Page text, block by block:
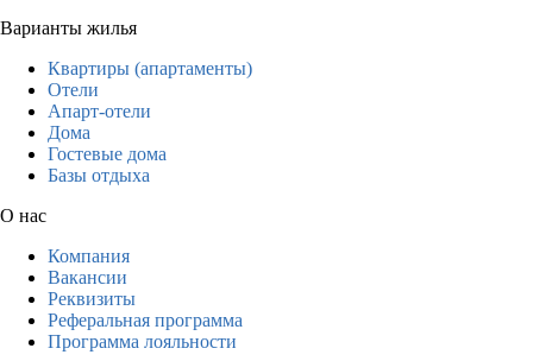
Варианты жилья
Квартиры (апартаменты)
Отели
Апарт-отели
Дома
Гостевые дома
Базы отдыха
О нас
Компания
Вакансии
Реквизиты
Реферальная программа
Программа лояльности